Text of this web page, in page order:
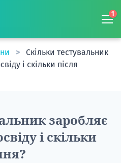
1
Скільки тестувальник
і скільки після
заробляє
і скільки